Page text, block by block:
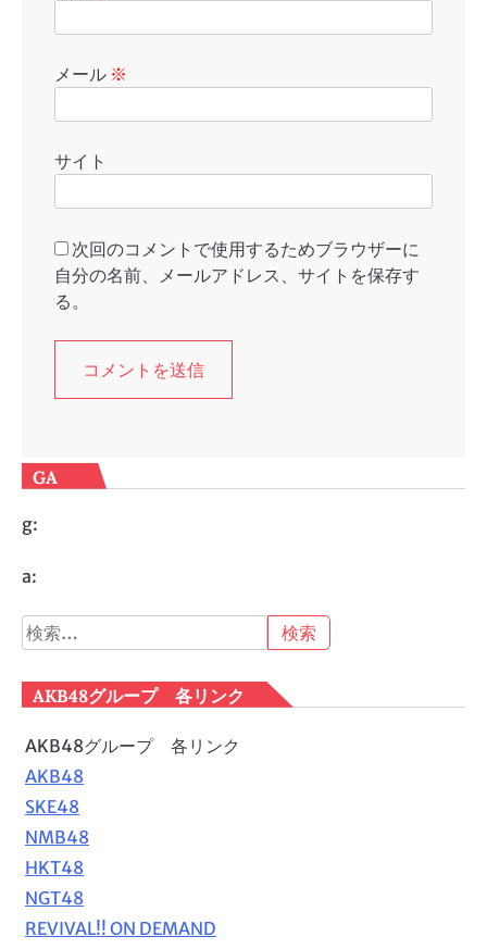
メール ※
サイト
次回のコメントで使用するためブラウザーに
自分の名前、メールアドレス、サイトを保存す
る。
GA
g:
a:
検
索:
AKB48グループ 各リンク
AKB48グループ 各リンク
AKB48
SKE48
NMB48
HKT48
NGT48
REVIVAL!! ON DEMAND